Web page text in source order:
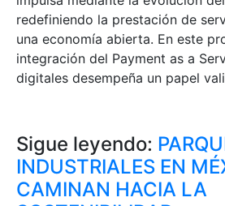
redefiniendo la prestación de
una economía abierta. En este
integración del Payment as a
digitales desempeña un papel
Sigue leyendo:
INDUSTRIALES EN
CAMINAN HACIA LA